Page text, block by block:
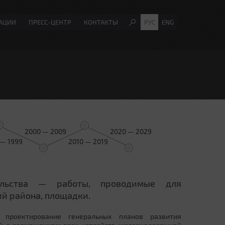
ПРЕСС-ЦЕНТР КОНТАКТЫ РУС ENG
1999
2000 — 2009
2010 — 2019
2020 — 2029
— работы, проводимые для
района, площадки.
генеральных планов развития